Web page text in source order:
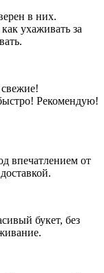
в них.
ухаживать за
Рекомендую!
впечатлением от
букет, без